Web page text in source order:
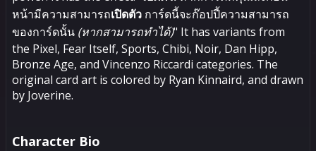
หน้า​มี​ความสามารถเปิดตัว การ์ด​นี้​จะ​ก๊อปปี้​ความสามารถ​
ของ​การ์ด​นั้น (หาก​สามารถ​ทำได้)" It has variants from
the Pixel, Fear Itself, Sports, Chibi, Noir, Dan Hipp,
Bronze Age, and Vincenzo Riccardi categories. The
original card art is colored by Ryan Kinnaird, and drawn
by Joverine.
Character Bio